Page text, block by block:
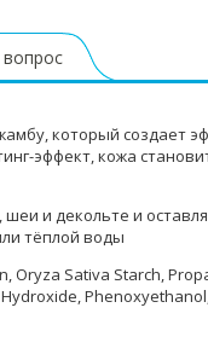
который создает
эффект, кожа
и декольте и
тёплой воды
Oryza Sativa Starch,